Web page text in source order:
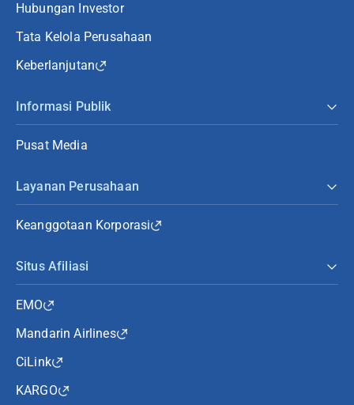
Hubungan Investor
Tata Kelola Perusahaan
Keberlanjutan
Informasi Publik
Pusat Media
Layanan Perusahaan
Keanggotaan Korporasi
Situs Afiliasi
EMO
Mandarin Airlines
CiLink
KARGO